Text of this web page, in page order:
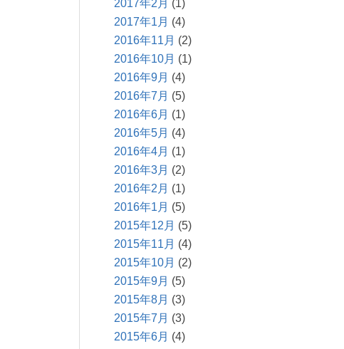
2017年2月 (1)
2017年1月 (4)
2016年11月 (2)
2016年10月 (1)
2016年9月 (4)
2016年7月 (5)
2016年6月 (1)
2016年5月 (4)
2016年4月 (1)
2016年3月 (2)
2016年2月 (1)
2016年1月 (5)
2015年12月 (5)
2015年11月 (4)
2015年10月 (2)
2015年9月 (5)
2015年8月 (3)
2015年7月 (3)
2015年6月 (4)